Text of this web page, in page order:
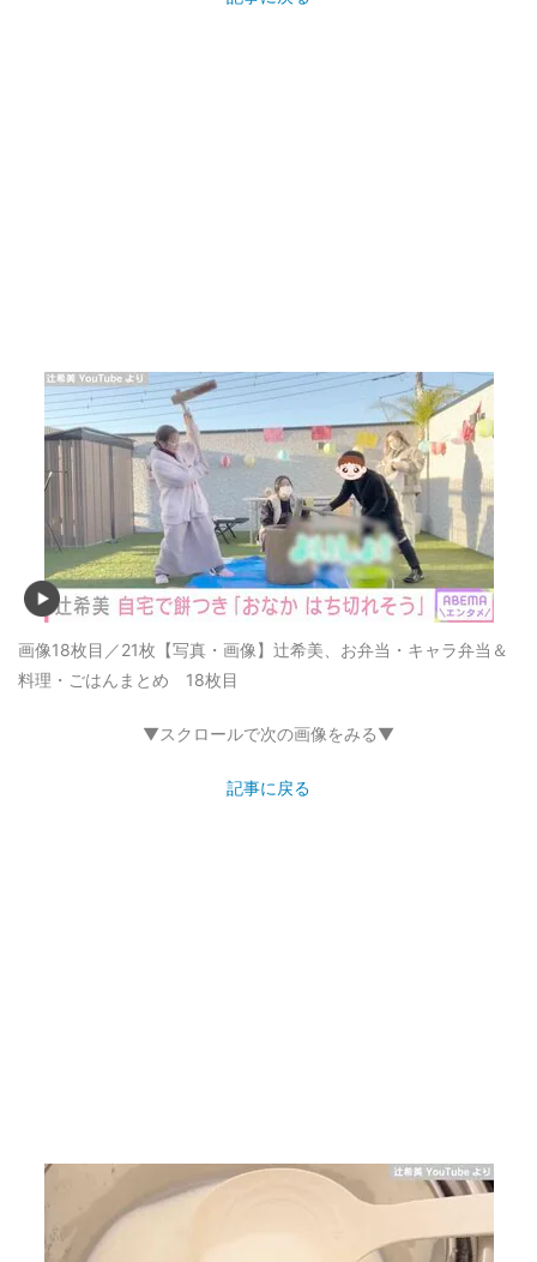
画像18枚目／21枚 【写真・画像】辻希美、お弁当・キャラ弁当＆
料理・ごはんまとめ 18枚目
▼スクロールで次の画像をみる▼
記事に戻る